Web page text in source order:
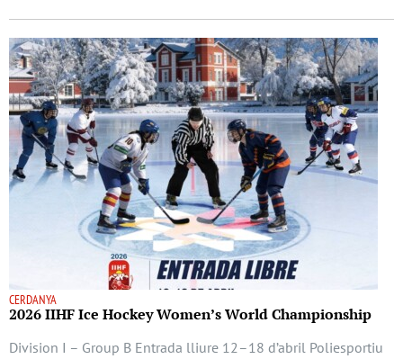
CERDANYA
2026 IIHF Ice Hockey Women’s World Championship
Division I – Group B Entrada lliure 12–18 d’abril Poliesportiu